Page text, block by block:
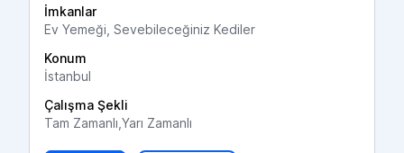
İmkanlar
Ev Yemeği, Sevebileceğiniz Kediler
Konum
İstanbul
Çalışma Şekli
Tam Zamanlı,Yarı Zamanlı